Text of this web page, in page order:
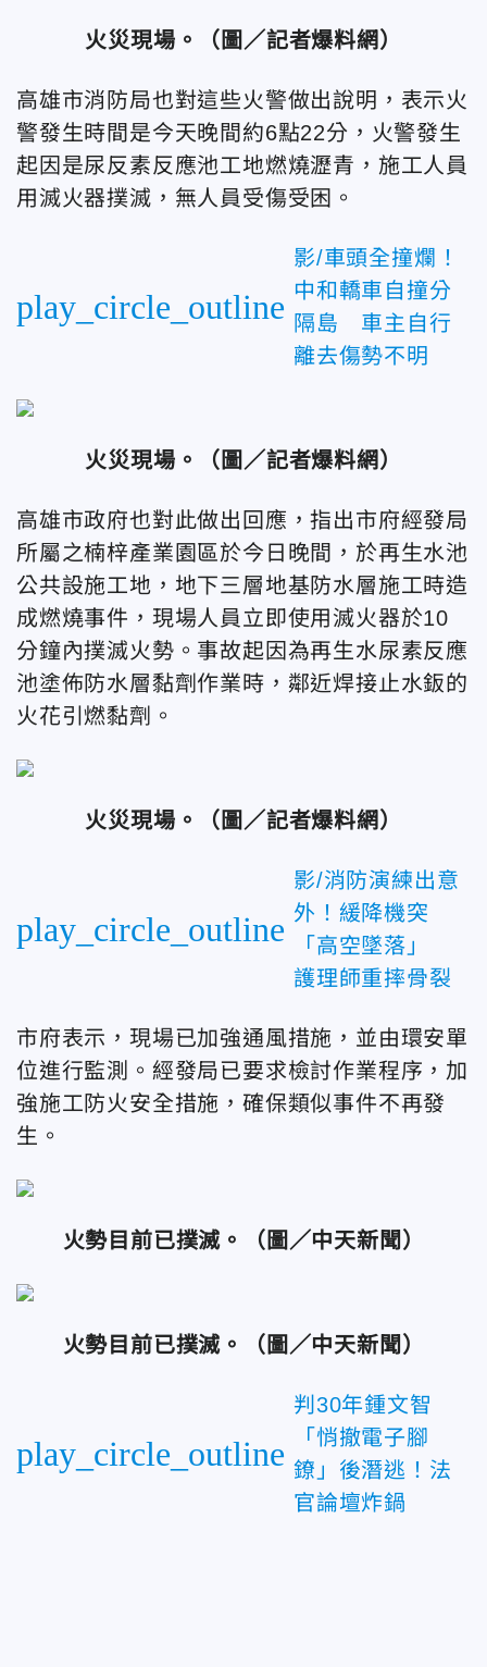
火災現場。（圖／記者爆料網）
高雄市消防局也對這些火警做出說明，表示火
警發生時間是今天晚間約6點22分，火警發生
起因是尿反素反應池工地燃燒瀝青，施工人員
用滅火器撲滅，無人員受傷受困。
play_circle_outline
影/車頭全撞爛！
中和轎車自撞分
隔島 車主自行
離去傷勢不明
火災現場。（圖／記者爆料網）
高雄市政府也對此做出回應，指出市府經發局
所屬之楠梓產業園區於今日晚間，於再生水池
公共設施工地，地下三層地基防水層施工時造
成燃燒事件，現場人員立即使用滅火器於10
分鐘內撲滅火勢。事故起因為再生水尿素反應
池塗佈防水層黏劑作業時，鄰近焊接止水鈑的
火花引燃黏劑。
火災現場。（圖／記者爆料網）
play_circle_outline
影/消防演練出意
外！緩降機突
「高空墜落」
護理師重摔骨裂
市府表示，現場已加強通風措施，並由環安單
位進行監測。經發局已要求檢討作業程序，加
強施工防火安全措施，確保類似事件不再發
生。
火勢目前已撲滅。（圖／中天新聞）
火勢目前已撲滅。（圖／中天新聞）
play_circle_outline
判30年鍾文智
「悄撤電子腳
鐐」後潛逃！法
官論壇炸鍋